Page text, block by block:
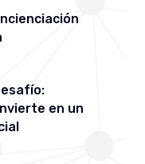
en un